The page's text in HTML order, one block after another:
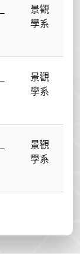
景觀
學系
景觀
學系
景觀
學系